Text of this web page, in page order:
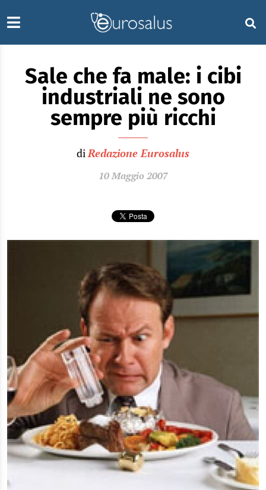
Sale che fa male: i cibi
industriali ne sono
sempre più ricchi
diRedazione Eurosalus
10 Maggio 2007